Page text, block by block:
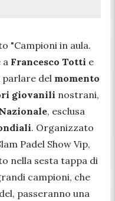
"Campioni in aula.
a Francesco Totti e
del momento
giovanili nostrani,
, esclusa
. Organizzato
Padel Show Vip,
nella sesta tappa di
campioni, che
passeranno una